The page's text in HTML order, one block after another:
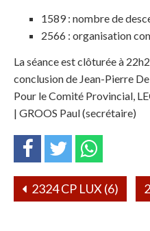
1589 : nombre de
2566 : organisation
La séance est clôturée à
conclusion de Jean-Pierre
Pour le Comité Provincial,
| GROOS Paul (secrétaire)
2324 CP LUX (6)